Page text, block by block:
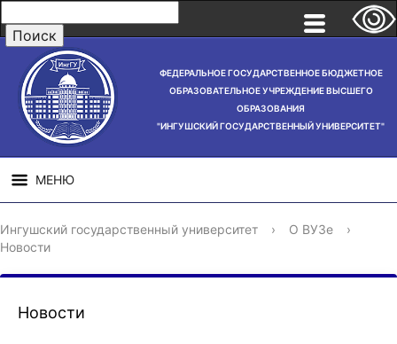
ФЕДЕРАЛЬНОЕ ГОСУДАРСТВЕННОЕ БЮДЖЕТНОЕ
ОБРАЗОВАТЕЛЬНОЕ УЧРЕЖДЕНИЕ ВЫСШЕГО
ОБРАЗОВАНИЯ
"ИНГУШСКИЙ ГОСУДАРСТВЕННЫЙ УНИВЕРСИТЕТ"
МЕНЮ
СВЕДЕНИЯ ОБ
ОБРАЗОВАТЕЛЬНОЙ
НАУЧНАЯ
ДЕЯТЕЛЬНОСТЬ
Ингушский государственный университет › О ВУЗе
›
Новости
Новости